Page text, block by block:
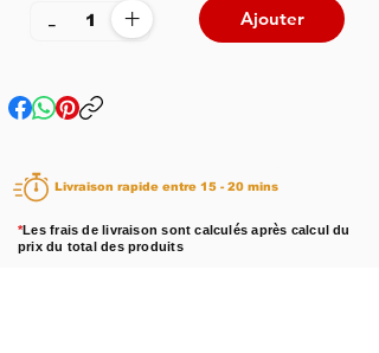
+
- Ajouter
Livraison rapide entre 15 - 20 mins
*Les frais de livraison sont calculés après calcul du
prix du total des produits